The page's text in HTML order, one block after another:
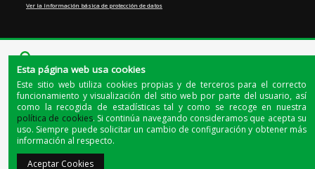
Ver la Información básica de protección de datos
Quienes somos | La tienda de Jerez|El blog del cerdo ibérico
© 2020 - Todos los derechos reservados | INDUSTRIAS CARNICAS EL BELLOTERO, S.A.U.| NIF:
Esta página web usa cookies
Este sitio web utiliza cookies propias y de terceros para el correcto
funcionamiento y visualización del sitio web por parte del usuario, así
como la recogida de estadísticas tal y como se recoge en nuestra
política de cookies. Si continúa navegando consideramos que acepta su
uso. Siempre puede solicitar un cambio de configuración y obtener más
información al respecto.
Aceptar Cookies